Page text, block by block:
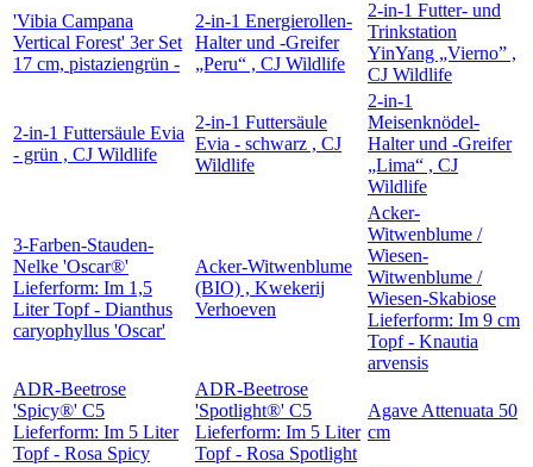
'Vibia Campana
Vertical Forest' 3er Set
17 cm, pistaziengrün -
2-in-1 Energierollen-
Halter und -Greifer
„Peru“ , CJ Wildlife
2-in-1 Futter- und
Trinkstation
YinYang „Vierno” ,
CJ Wildlife
2-in-1 Futtersäule Evia
- grün , CJ Wildlife
2-in-1 Futtersäule
Evia - schwarz , CJ
Wildlife
2-in-1
Meisenknödel-
Halter und -Greifer
„Lima“ , CJ
Wildlife
3-Farben-Stauden-
Nelke 'Oscar®'
Lieferform: Im 1,5
Liter Topf - Dianthus
caryophyllus 'Oscar'
Acker-Witwenblume
(BIO) , Kwekerij
Verhoeven
Acker-
Witwenblume /
Wiesen-
Witwenblume /
Wiesen-Skabiose
Lieferform: Im 9 cm
Topf - Knautia
arvensis
ADR-Beetrose
'Spicy®' C5
Lieferform: Im 5 Liter
Topf - Rosa Spicy
ADR-Beetrose
'Spotlight®' C5
Lieferform: Im 5 Liter
Topf - Rosa Spotlight
Agave Attenuata 50
cm